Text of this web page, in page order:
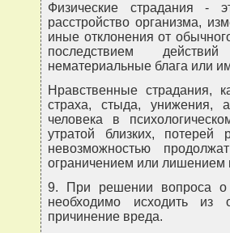
Физические страдания -
расстройство организма,
иные отклонения от
последствием
нематериальные блага или
Нравственные страдания,
страха, стыда, унижения,
человека в
утратой близких, потерей
невозможностью
ограничением или лишением
9. При решении вопроса о
необходимо исходить из
причинение вреда.